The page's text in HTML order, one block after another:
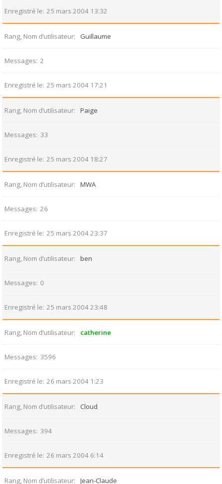
Enregistré le 25 mars 2004 13:32
Rang, Nom d’utilisateur Guillaume
Messages 2
Enregistré le 25 mars 2004 17:21
Rang, Nom d’utilisateur Paige
Messages 33
Enregistré le 25 mars 2004 18:27
Rang, Nom d’utilisateur MWA
Messages 26
Enregistré le 25 mars 2004 23:37
Rang, Nom d’utilisateur ben
Messages 0
Enregistré le 25 mars 2004 23:48
Rang, Nom d’utilisateur catherine
Messages 3596
Enregistré le 26 mars 2004 1:23
Rang, Nom d’utilisateur Cloud
Messages 394
Enregistré le 26 mars 2004 6:14
Rang, Nom d’utilisateur Jean-Claude